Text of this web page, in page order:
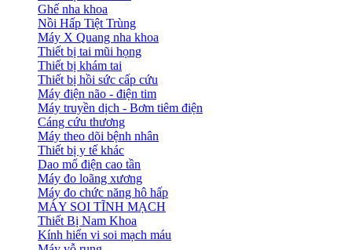
Ghế nha khoa
Nồi Hấp Tiệt Trùng
Máy X Quang nha khoa
Thiết bị tai mũi họng
Thiết bị khám tai
Thiết bị hồi sức cấp cứu
Máy điện não - điện tim
Máy truyền dịch - Bơm tiêm điện
Cáng cứu thương
Máy theo dõi bệnh nhân
Thiết bị y tế khác
Dao mổ điện cao tần
Máy đo loãng xương
Máy đo chức năng hô hấp
MÁY SOI TĨNH MẠCH
Thiết Bị Nam Khoa
Kính hiển vi soi mạch máu